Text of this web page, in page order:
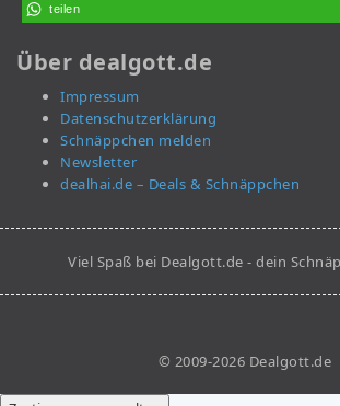
teilen
Über dealgott.de
Impressum
Datenschutzerklärung
Schnäppchen melden
Newsletter
dealhai.de – Deals & Schnäppchen
Viel Spaß bei Dealgott.de - dein
© 2009-2026 Dealgott.de